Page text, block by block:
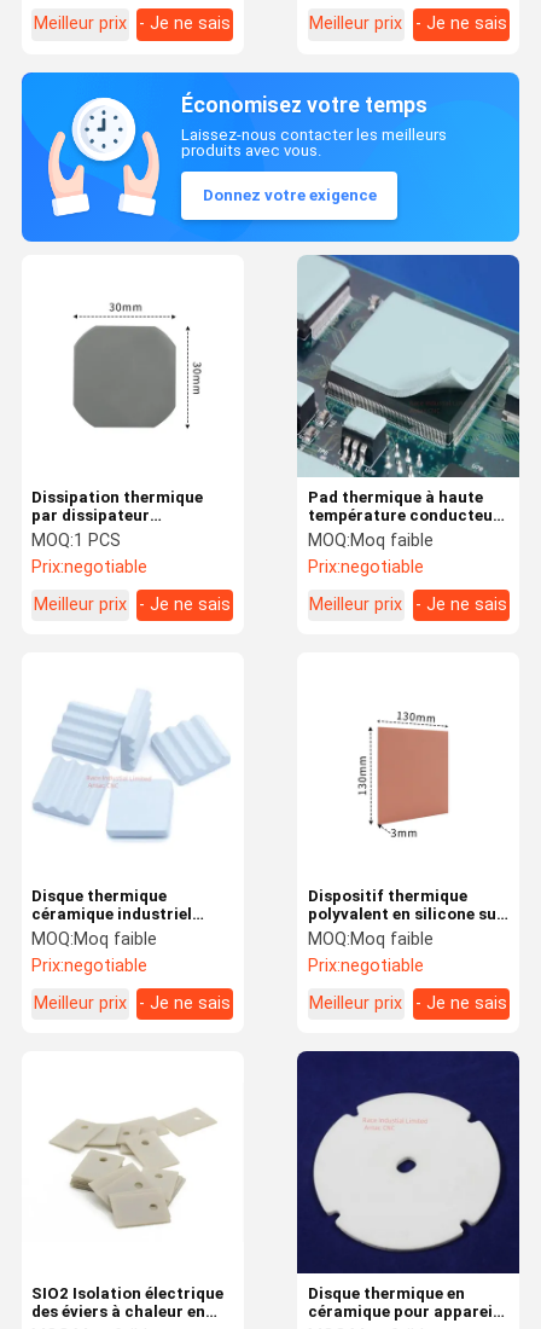
Nous
Visite De
L'usine
Meilleur prix
- Je ne sais
Meilleur prix
- Je ne sais
Économisez votre temps
Laissez-nous contacter les meilleurs
produits avec vous.
Donnez votre exigence
Pad thermique à haute
température conducteur
en silicone en
caoutchouc
MOQ:Moq faible
Prix:negotiable
Meilleur prix
- Je ne sais
Dissipation thermique
par dissipateur
thermique électrique
MOQ:1 PCS
Prix:negotiable
Meilleur prix
- Je ne sais
Dispositif thermique
polyvalent en silicone sur
mesure avec échantillons
gratuits
MOQ:Moq faible
Prix:negotiable
Meilleur prix
- Je ne sais
Disque thermique
céramique industriel
Performance de
refroidissement optimale
pour les applications à
haute température
MOQ:Moq faible
Prix:negotiable
Meilleur prix
- Je ne sais
Disque thermique en
céramique pour appareils
SIO2 Isolation électrique
des éviers à chaleur en